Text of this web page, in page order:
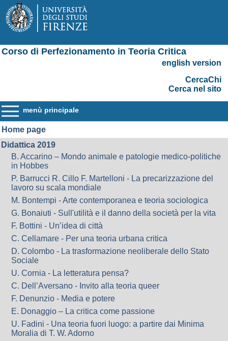
Corso di Perfezionamento in Teoria Critica
english version
CercaChi
Cerca nel sito
menù principale
Home page
Didattica 2019
B. Accarino – Mondo animale e patologie medico-politiche
in Hobbes
P. Barrucci R. Cillo F. Martelloni - La precarizzazione del
lavoro su scala mondiale
M. Bontempi - Arte contemporanea e teoria sociologica
G. Bonaiuti - Sull'utilità e il danno della società per la vita
F. Bottini - Un’idea di città
C. Cellamare - Per una teoria urbana critica
D. Colombo - La trasformazione neoliberale dello Stato
Sociale
U. Cornia - La letteratura pensa?
C. Dell’Aversano - Invito alla teoria queer
F. Denunzio - Media e potere
E. Donaggio – La critica come passione
U. Fadini - Una teoria fuori luogo: a partire dai Minima
Moralia di T. W. Adorno